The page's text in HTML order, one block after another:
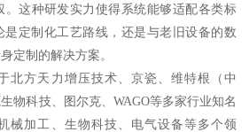
。这种研发实力使得系统能够适配各类标
定制化工艺路线，还是与老旧设备的数
定制的解决方案。
北方天力增压技术、京瓷、维特根（中
物科技、图尔克、WAGO等多家行业知名
械加工、生物科技、电气设备等多个领